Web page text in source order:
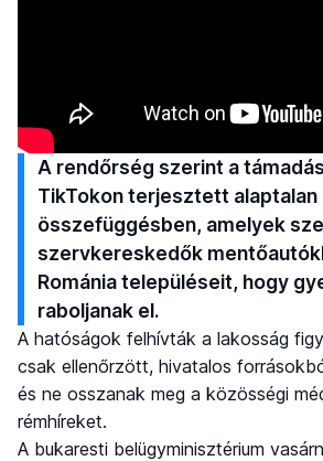
A rendőrség szerint a
TikTokon terjesztett alaptalan
összefüggésben, amelyek
szervkereskedők
Románia településeit, hogy
raboljanak el.
A hatóságok felhívták a lakosság
csak ellenőrzött, hivatalos
és ne osszanak meg a közösségi
rémhíreket.
A bukaresti belügyminisztérium